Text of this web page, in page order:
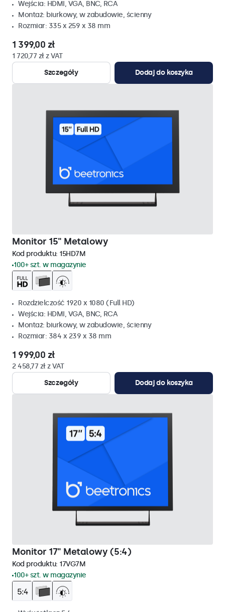
Wejścia: HDMI, VGA, BNC, RCA
Montaż: biurkowy, w zabudowie, ścienny
Rozmiar: 335 x 259 x 38 mm
1 399,00 zł
1 720,77 zł z VAT
Szczegóły
Dodaj do koszyka
Monitor 15" Metalowy
Kod produktu: 15HD7M
100+ szt. w magazynie
Rozdzielczość 1920 x 1080 (Full HD)
Wejścia: HDMI, VGA, BNC, RCA
Montaż: biurkowy, w zabudowie, ścienny
Rozmiar: 384 x 239 x 38 mm
1 999,00 zł
2 458,77 zł z VAT
Szczegóły
Dodaj do koszyka
Monitor 17" Metalowy (5:4)
Kod produktu: 17VG7M
100+ szt. w magazynie